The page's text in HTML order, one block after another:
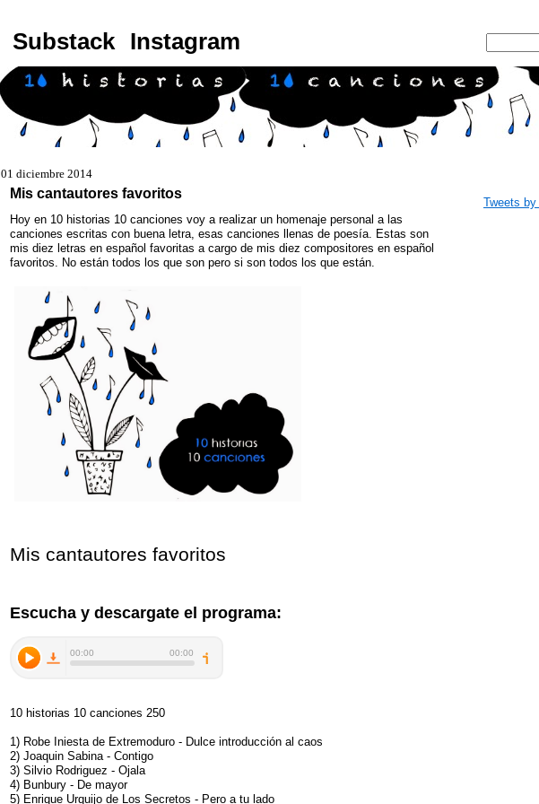
Substack Instagram
01 diciembre 2014
Mis cantautores favoritos
Hoy en 10 historias 10 canciones voy a realizar un homenaje personal a las
canciones escritas con buena letra, esas canciones llenas de poesía. Estas son
mis diez letras en español favoritas a cargo de mis diez compositores en español
favoritos. No están todos los que son pero si son todos los que están.
Mis cantautores favoritos
Escucha y descargate el programa:
10 historias 10 canciones 250
1) Robe Iniesta de Extremoduro - Dulce introducción al caos
2) Joaquin Sabina - Contigo
3) Silvio Rodriguez - Ojala
4) Bunbury - De mayor
5) Enrique Urquijo de Los Secretos - Pero a tu lado
Tweets by